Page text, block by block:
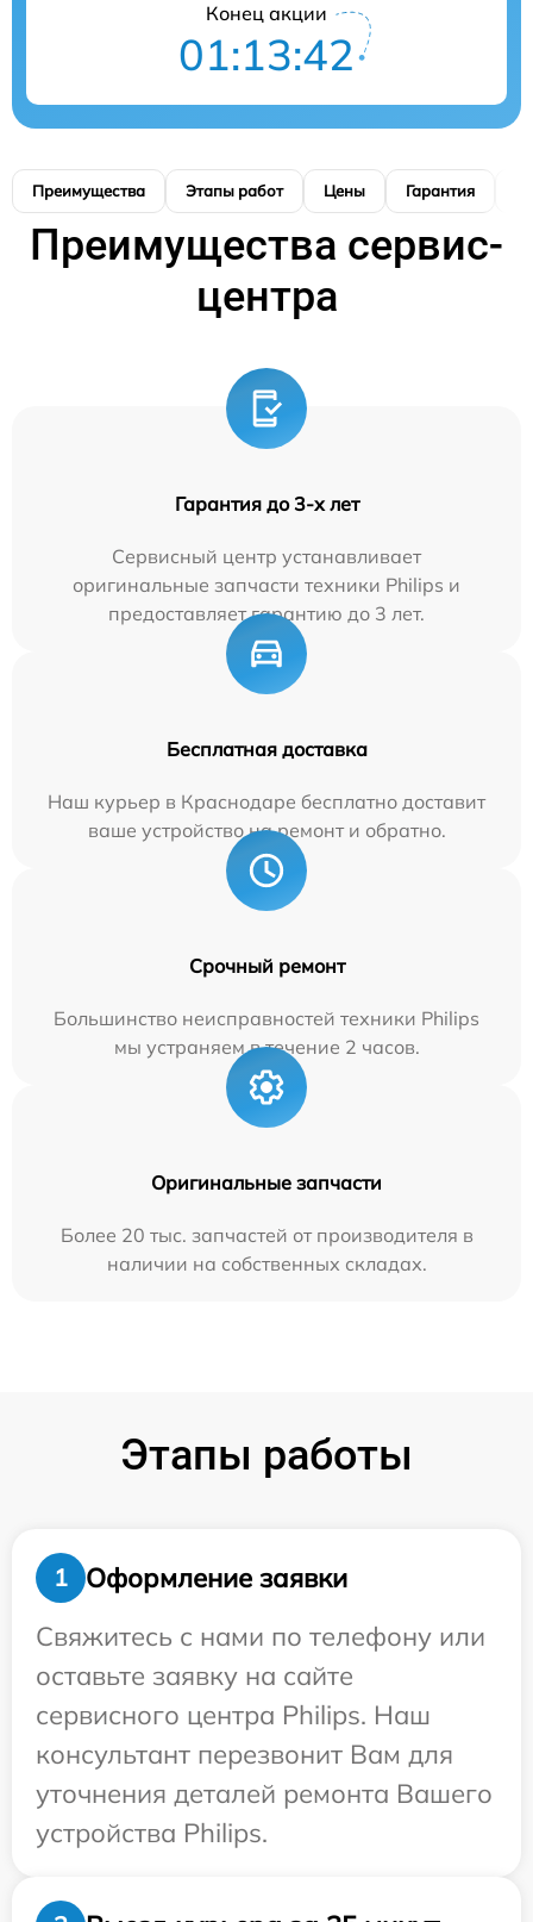
Конец акции
01:13:41
Преимущества Этапы работ Цены Гарантия
Преимущества сервис-
центра
Гарантия до 3-х лет
Сервисный центр устанавливает
оригинальные запчасти техники Philips и
предоставляет гарантию до 3 лет.
Бесплатная доставка
Наш курьер в Краснодаре бесплатно доставит
ваше устройство на ремонт и обратно.
Срочный ремонт
Большинство неисправностей техники Philips
мы устраняем в течение 2 часов.
Оригинальные запчасти
Более 20 тыс. запчастей от производителя в
наличии на собственных складах.
Этапы работы
1
Оформление заявки
Свяжитесь с нами по телефону или
оставьте заявку на сайте
сервисного центра Philips. Наш
консультант перезвонит Вам для
уточнения деталей ремонта Вашего
устройства Philips.